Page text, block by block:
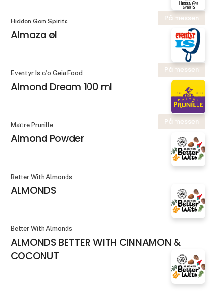
På messen
Hidden Gem Spirits
Almaza øl
På messen
Eventyr Is c/o Geia Food
Almond Dream 100 ml
På messen
Maître Prunille
Almond Powder
Better With Almonds
ALMONDS
Better With Almonds
ALMONDS BETTER WITH CINNAMON &
COCONUT